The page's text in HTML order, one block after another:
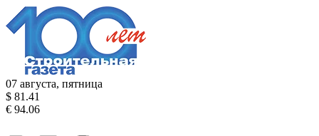
07 августа, пятница
$ 81.41
€ 94.06